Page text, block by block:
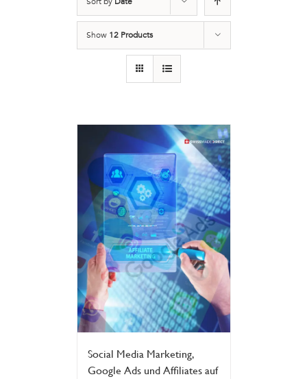
Show 12 Products
Social Media Marketing,
Google Ads und Affiliates auf